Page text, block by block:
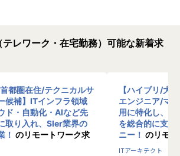
テレワーク・在宅勤務）可能な新着求
首都圏在住/テクニカルサ
候補】ITインフラ領域
ド・自動化・AIなど先
取り入れ、SIer業界の
！ のリモートワーク求
【ハイブリ/大
エンジニア/マ
用に特化し、
を総合的に支援
ニー！ のリモ
ITアーキテクト